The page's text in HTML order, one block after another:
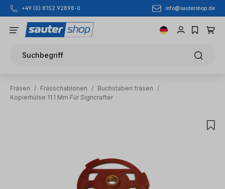
Zum Hauptinhalt springen
+49 (0) 8152 92898-0 info@sautershop.de
Suchbegriff
Fräsen / Frässchablonen / Buchstaben fräsen
/
Kopierhülse 11.1 Mm Für Signcrafter